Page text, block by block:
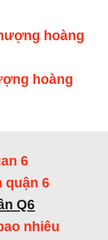
hoàng
hoàng
6
quận 6
Q6
nhiêu